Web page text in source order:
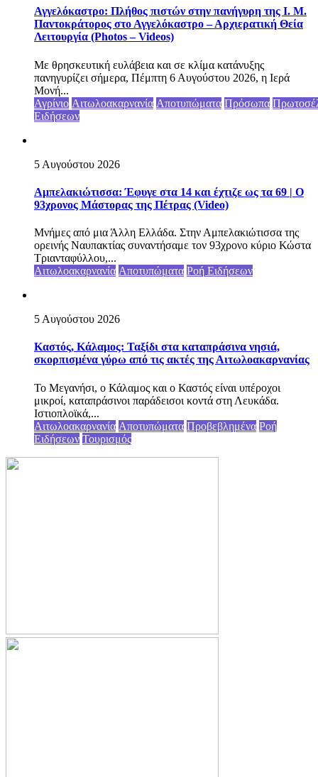
Αγγελόκαστρο: Πλήθος πιστών στην πανήγυρη της Ι. Μ.
Παντοκράτορος στο Αγγελόκαστρο – Αρχιερατική Θεία
Λειτουργία (Photos – Videos)
Με θρησκευτική ευλάβεια και σε κλίμα κατάνυξης
πανηγυρίζει σήμερα, Πέμπτη 6 Αυγούστου 2026, η Ιερά
Μονή...
Αγρίνιο Αιτωλοακαρνανία Αποτυπώματα Πρόσωπα
Ειδήσεων
5 Αυγούστου 2026
Αμπελακιώτισσα: Έφυγε στα 14 και έχτιζε ως τα 69 | Ο
93χρονος Μάστορας της Πέτρας (Video)
Μνήμες από μια Άλλη Ελλάδα. Στην Αμπελακιώτισσα της
ορεινής Ναυπακτίας συναντήσαμε τον 93χρονο κύριο Κώστα
Τριανταφύλλου,...
Αιτωλοακαρνανία Αποτυπώματα Ροή Ειδήσεων
5 Αυγούστου 2026
Καστός, Κάλαμος: Ταξίδι στα καταπράσινα νησιά,
σκορπισμένα γύρω από τις ακτές της Αιτωλοακαρνανίας
Το Μεγανήσι, ο Κάλαμος και ο Καστός είναι υπέροχοι
μικροί, καταπράσινοι παράδεισοι κοντά στη Λευκάδα.
Ιστιοπλοϊκά,...
Αιτωλοακαρνανία Αποτυπώματα Προβεβλημένα Ροή
Ειδήσεων Τουρισμός